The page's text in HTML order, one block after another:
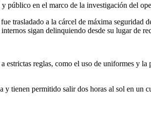
en el marco de la investigación del
trasladado a la cárcel de máxima
sigan delinquiendo desde su lugar de
estrictas reglas, como el uso de uniformes y
tienen permitido salir dos horas al sol en un